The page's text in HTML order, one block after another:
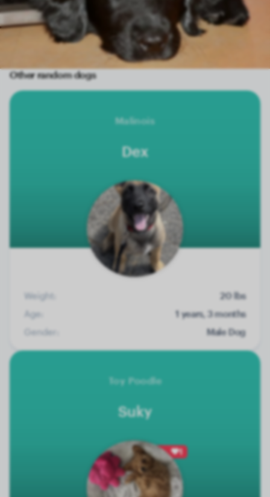
Other random dogs
Malinois
Dex
Weight:
20 lbs
Age:
1 years, 3 months
Gender:
Male Dog
Toy Poodle
Suky
1